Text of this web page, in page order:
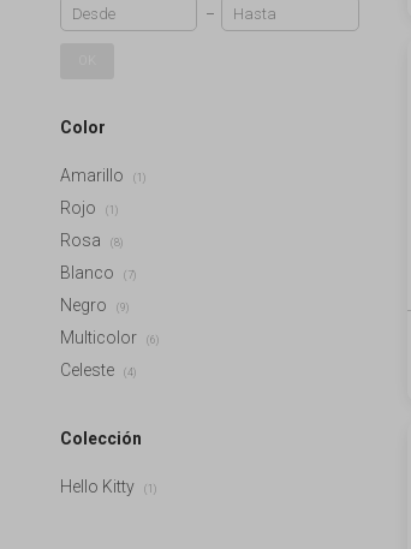
Color
Amarillo (1)
Rojo (1)
Rosa (8)
Blanco (7)
Negro (9)
Multicolor (6)
Celeste (4)
Colección
Hello Kitty (1)